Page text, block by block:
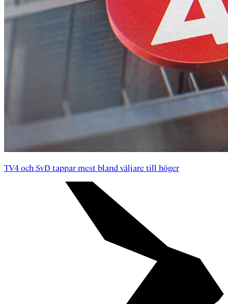
TV4 och SvD tappar mest bland väljare till höger